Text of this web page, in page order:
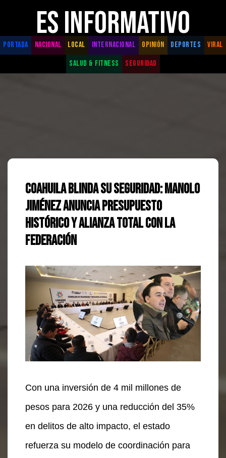
ES INFORMATIVO
PORTADA NACIONAL LOCAL INTERNACIONAL OPINIÓN DEPORTES
VIRAL
SALUD & FITNESS
SEGURIDAD
Coahuila blinda su seguridad: Manolo
Jiménez anuncia presupuesto
histórico y alianza total con la
Federación
Con una inversión de 4 mil millones de
pesos para 2026 y una reducción del 35%
en delitos de alto impacto, el estado
refuerza su modelo de coordinación para